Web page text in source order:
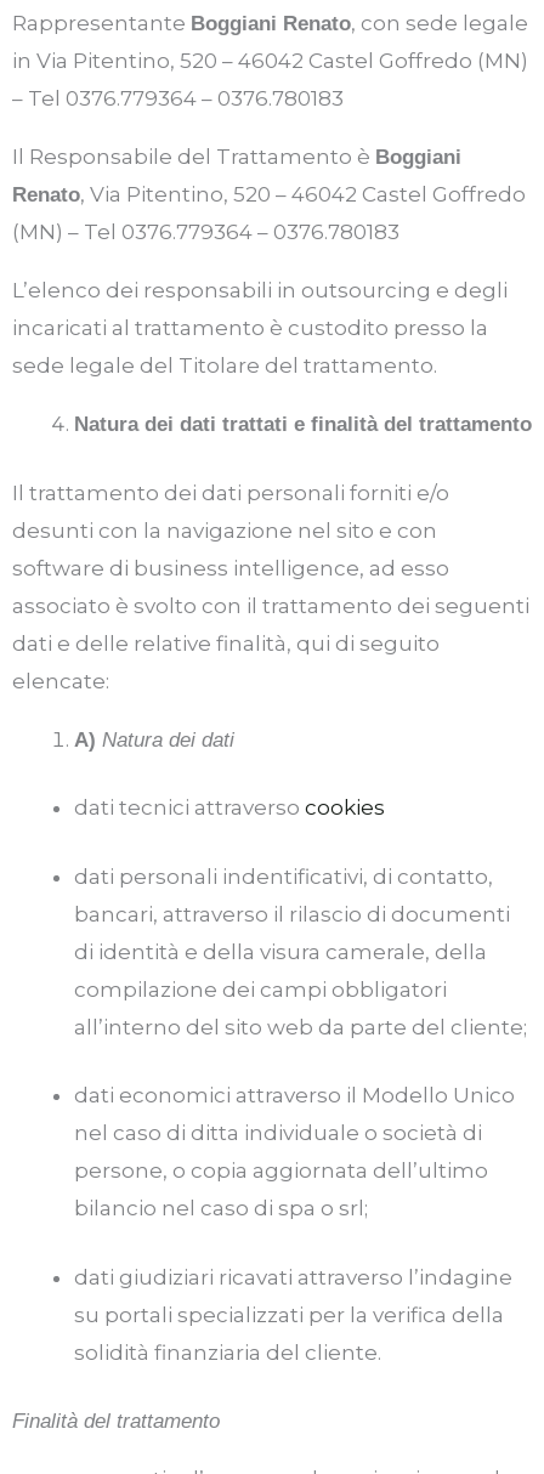
Rappresentante Boggiani Renato, con sede legale
in Via Pitentino, 520 – 46042 Castel Goffredo (MN)
– Tel 0376.779364 – 0376.780183
Il Responsabile del Trattamento è Boggiani
Renato, Via Pitentino, 520 – 46042 Castel Goffredo
(MN) – Tel 0376.779364 – 0376.780183
L’elenco dei responsabili in outsourcing e degli
incaricati al trattamento è custodito presso la
sede legale del Titolare del trattamento.
Natura dei dati trattati e finalità del trattamento
Il trattamento dei dati personali forniti e/o
desunti con la navigazione nel sito e con
software di business intelligence, ad esso
associato è svolto con il trattamento dei seguenti
dati e delle relative finalità, qui di seguito
elencate:
A) Natura dei dati
dati tecnici attraverso cookies
dati personali indentificativi, di contatto,
bancari, attraverso il rilascio di documenti
di identità e della visura camerale, della
compilazione dei campi obbligatori
all’interno del sito web da parte del cliente;
dati economici attraverso il Modello Unico
nel caso di ditta individuale o società di
persone, o copia aggiornata dell’ultimo
bilancio nel caso di spa o srl;
dati giudiziari ricavati attraverso l’indagine
su portali specializzati per la verifica della
solidità finanziaria del cliente.
Finalità del trattamento